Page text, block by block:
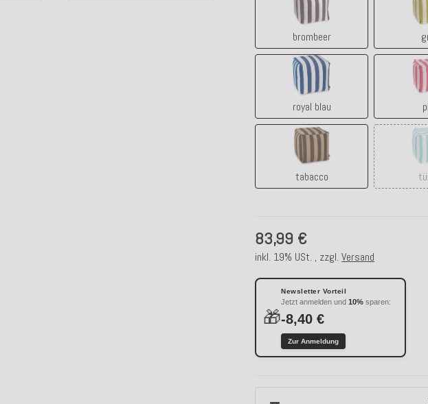
brombeer
royal blau
royal blau
tabacco
tabacco
83,99 €
inkl. 19% USt. , zzgl.Versand
🎁
Newsletter Vorteil
Jetzt anmelden und10% sparen:
-8,40 €
Zur Anmeldung